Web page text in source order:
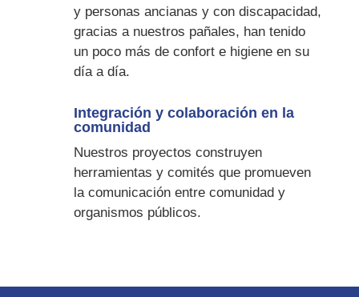
y personas ancianas y con discapacidad,
gracias a nuestros pañales, han tenido
un poco más de confort e higiene en su
día a día.
Integración y colaboración en la
comunidad
Nuestros proyectos construyen
herramientas y comités que promueven
la comunicación entre comunidad y
organismos públicos.